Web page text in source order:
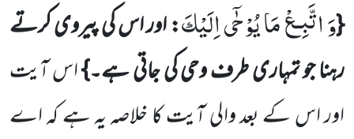
{وَ اتَّبِـعْ مَا یُوْحٰۤى اِلَیْكَ: اور اس کی پیروی کرتے
رہنا جو تمہاری طرف وحی کی جاتی ہے۔}اس آیت
اور اس کے بعد والی آیت کا خلاصہ یہ ہے کہ اے